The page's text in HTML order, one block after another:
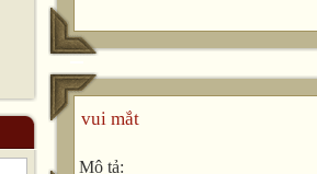
vui mắt
Mô tả: